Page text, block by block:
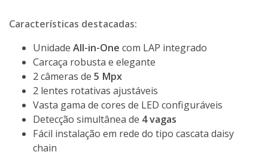
Características destacadas:
Unidade All-in-One com LAP integrado
Carcaça robusta e elegante
2 câmeras de 5 Mpx
2 lentes rotativas ajustáveis
Vasta gama de cores de LED configuráveis
Detecção simultânea de 4 vagas
Fácil instalação em rede do tipo cascata daisy
chain